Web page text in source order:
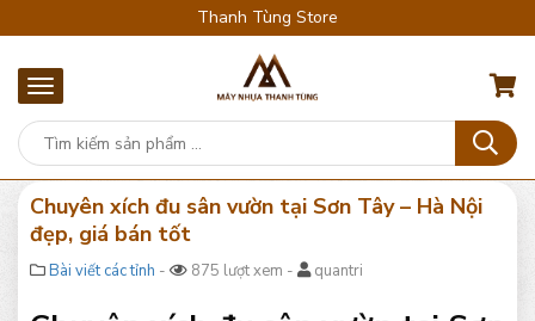
Thanh Tùng Store
Chuyên xích đu sân vườn tại Sơn Tây – Hà Nội
đẹp, giá bán tốt
Bài viết các tỉnh - 875 lượt xem - quantri